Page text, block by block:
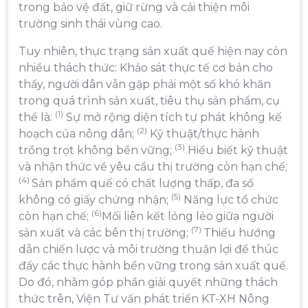
trong bảo vệ đất, giữ rừng và cải thiện môi
trường sinh thái vùng cao.
Tuy nhiên, thực trạng sản xuất quế hiện nay còn
nhiều thách thức: Khảo sát thực tế cơ bản cho
thấy, người dân vẫn gặp phải một số khó khăn
trong quá trình sản xuất, tiêu thụ sản phẩm, cụ
thể là: (1) Sự mở rộng diện tích tự phát không kế
hoạch của nông dân; (2) Kỹ thuật/thực hành
trồng trọt không bền vững; (3) Hiểu biết kỹ thuật
và nhận thức về yêu cầu thị trường còn hạn chế;
(4) Sản phẩm quế có chất lượng thấp, đa số
không có giấy chứng nhận; (5) Năng lực tổ chức
còn hạn chế; (6)Mối liên kết lỏng lẻo giữa người
sản xuất và các bên thị trường; (7) Thiếu hướng
dẫn chiến lược và môi trường thuận lợi để thúc
đẩy các thực hành bền vững trong sản xuất quế.
Do đó, nhằm góp phần giải quyết những thách
thức trên, Viện Tư vấn phát triển KT-XH Nông